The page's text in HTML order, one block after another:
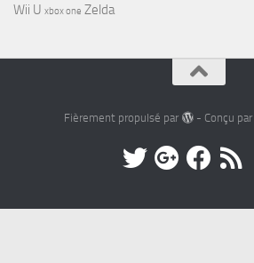
Wii U xbox one Zelda
Fièrement propulsé par - Conçu par